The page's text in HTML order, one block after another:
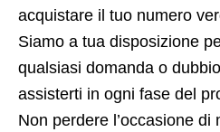
acquistare il tuo numero
Siamo a tua disposizione
qualsiasi domanda o
assisterti in ogni fase del
Non perdere l’occasione di